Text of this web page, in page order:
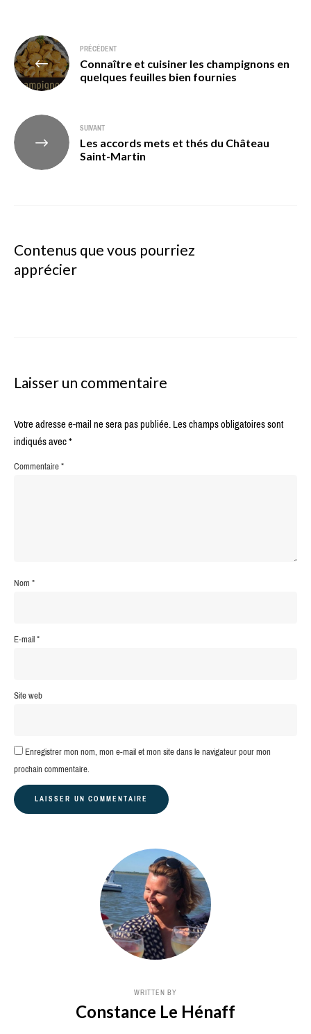
Navigation
de
l’article
PRÉCÉDENT
Connaître et cuisiner les champignons en
quelques feuilles bien fournies
SUIVANT
Les accords mets et thés du Château
Saint-Martin
Contenus que vous pourriez
apprécier
Laisser un commentaire
Votre adresse e-mail ne sera pas publiée.Les champs obligatoires sont
indiqués avec*
Commentaire*
Nom*
E-mail*
Site web
Enregistrer mon nom, mon e-mail et mon site dans le navigateur pour mon
prochain commentaire.
WRITTEN BY
Constance Le Hénaff